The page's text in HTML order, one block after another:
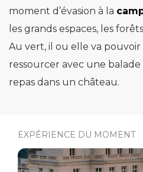
moment d’évasion à la
les grands espaces, les
Au vert, il ou elle va pouvoir
ressourcer avec une
repas dans un château.
EXPÉRIENCE DU MOMENT